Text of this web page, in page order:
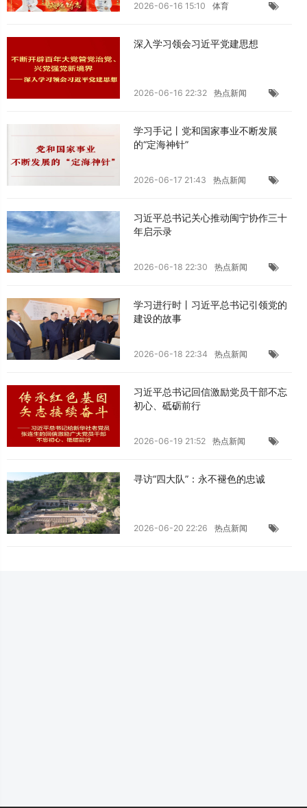
2026-06-16 15:10 体育
深入学习领会习近平党建思想
2026-06-16 22:32 热点新闻
学习手记丨党和国家事业不断发展
的“定海神针”
2026-06-17 21:43 热点新闻
习近平总书记关心推动闽宁协作三十
年启示录
2026-06-18 22:30 热点新闻
学习进行时丨习近平总书记引领党的
建设的故事
2026-06-18 22:34 热点新闻
习近平总书记回信激励党员干部不忘
初心、砥砺前行
2026-06-19 21:52 热点新闻
寻访“四大队”：永不褪色的忠诚
2026-06-20 22:26 热点新闻